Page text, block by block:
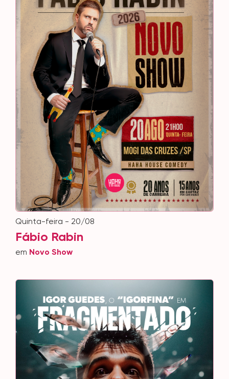
quinta-feira - 20/08
Fábio Rabin
em Novo Show